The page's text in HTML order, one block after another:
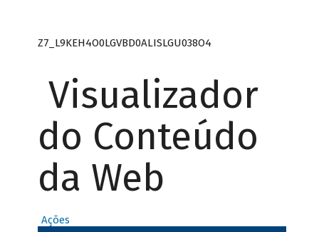
Z7_L9KEH4O0LGVBD0ALISLGU038O4
Visualizador
do Conteúdo
da Web
Ações